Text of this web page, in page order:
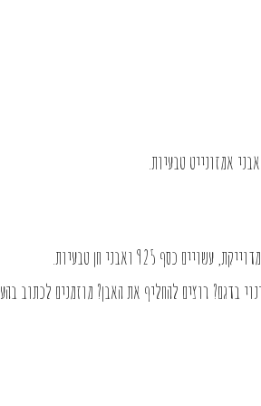
כסף 925 ואבני חן טבעיות.
בדגם? רוצים להחליף את האבן? מוזמנים לכתוב